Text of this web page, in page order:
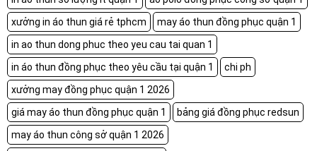
xưởng in áo thun giá rẻ tphcm
may áo thun đồng phục quận 1
in ao thun dong phuc theo yeu cau tai quan 1
in áo thun đồng phục theo yêu cầu tại quận 1
chi ph
xưởng may đồng phục quận 1 2026
giá may áo thun đồng phục quận 1
bảng giá đồng phục redsun
may áo thun công sở quận 1 2026